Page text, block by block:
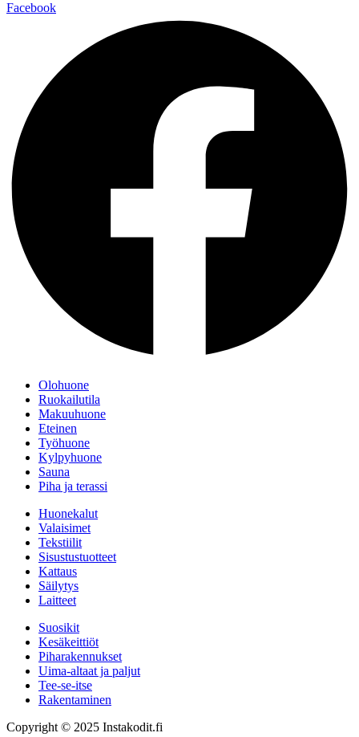
Facebook
Olohuone
Ruokailutila
Makuuhuone
Eteinen
Työhuone
Kylpyhuone
Sauna
Piha ja terassi
Huonekalut
Valaisimet
Tekstiilit
Sisustustuotteet
Kattaus
Säilytys
Laitteet
Suosikit
Kesäkeittiöt
Piharakennukset
Uima-altaat ja paljut
Tee-se-itse
Rakentaminen
Copyright © 2025 Instakodit.fi